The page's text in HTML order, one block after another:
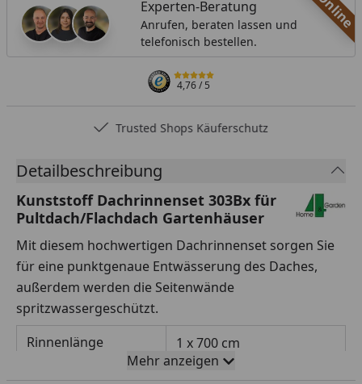
Online
Experten-Beratung
Anrufen, beraten lassen und
telefonisch bestellen.
4,76/ 5
Trusted Shops Käuferschutz
Detailbeschreibung
Kunststoff Dachrinnenset 303Bx für
Pultdach/Flachdach Gartenhäuser
Mit diesem hochwertigen Dachrinnenset sorgen Sie
für eine punktgenaue Entwässerung des Daches,
außerdem werden die Seitenwände
spritzwassergeschützt.
Rinnenlänge
1 x 700 cm
Mehr anzeigen